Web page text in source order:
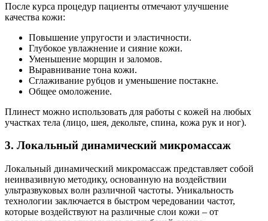
После курса процедур пациенты отмечают улучшение
качества кожи:
Повышение упругости и эластичности.
Глубокое увлажнение и сияние кожи.
Уменьшение морщин и заломов.
Выравнивание тона кожи.
Сглаживание рубцов и уменьшение постакне.
Общее омоложение.
Плинест можно использовать для работы с кожей на любых
участках тела (лицо, шея, декольте, спина, кожа рук и ног).
3. Локальный динамический микромассаж
Локальный динамический микромассаж представляет собой
неинвазивную методику, основанную на воздействии
ультразвуковых волн различной частоты. Уникальность
технологии заключается в быстром чередовании частот,
которые воздействуют на различные слои кожи – от